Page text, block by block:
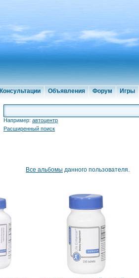
Консультации Объявления Форум Игры
Например: автоцентр
Расширенный поиск
Все альбомы данного пользователя.